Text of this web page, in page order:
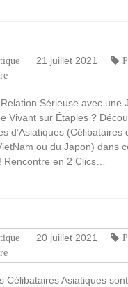
21 juillet 2021
Sérieuse avec une
Vivant sur Étaples ?
d’Asiatiques (Célibataires
ou du Japon) dans
Rencontre en 2 Clics…
20 juillet 2021
Célibataires Asiatiques